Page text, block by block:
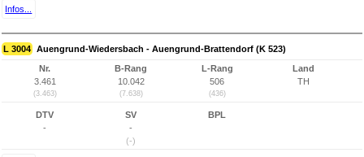
Infos...
L 3004 Auengrund-Wiedersbach - Auengrund-Brattendorf (K 523)
Nr.
3.461
(3.463)
B-Rang
10.042
(7.638)
L-Rang
506
(436)
Land
TH
DTV
-
SV
-
(-)
BPL